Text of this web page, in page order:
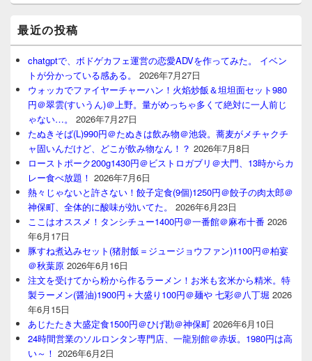
最近の投稿
chatgptで、ボドゲカフェ運営の恋愛ADVを作ってみた。 イベン
トが分かっている感ある。
2026年7月27日
ウォッカでファイヤーチャーハン！火焰炒飯＆坦坦面セット980
円＠翠雲(すいうん)＠上野。量がめっちゃ多くて絶対に一人前じ
ゃない…。
2026年7月27日
たぬきそば(L)990円＠たぬきは飲み物＠池袋。蕎麦がメチャクチ
ャ固いんだけど、どこが飲み物なん！？ 2026年7月8日
ローストポーク200g1430円＠ビストロガブリ＠大門、13時からカ
レー食べ放題！ 2026年7月6日
熱々じゃないと許さない！餃子定食(9個)1250円＠餃子の肉太郎＠
神保町、全体的に酸味が効いてた。
2026年6月23日
ここはオススメ！タンシチュー1400円＠一番館＠麻布十番 2026
年6月17日
豚すね煮込みセット(猪肘飯＝ジュージョウファン)1100円＠柏宴
＠秋葉原 2026年6月16日
注文を受けてから粉から作るラーメン！お米も玄米から精米。特
製ラーメン(醤油)1900円＋大盛り100円＠麺や 七彩＠八丁堀 2026
年6月15日
あじたたき大盛定食1500円＠ひげ勘＠神保町 2026年6月10日
24時間営業のソルロンタン専門店、一龍別館＠赤坂。1980円は高
い～！ 2026年6月2日